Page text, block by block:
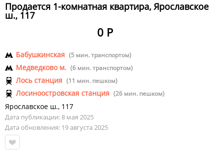
Продается 1-комнатная квартира, Ярославское
ш., 117
0 Р
Бабушкинская (5 мин. транспортом)
Медведково м. (6 мин. транспортом)
Лось станция (11 мин. пешком)
Лосиноостровская станция (26 мин. пешком)
Ярославское ш., 117
Дата публикации: 8 мая 2025
Дата обновления: 19 августа 2025